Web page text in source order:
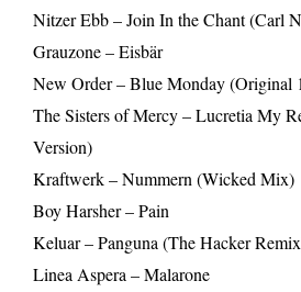
Nitzer Ebb – Join In the Chant (Carl
Grauzone – Eisbär
New Order – Blue Monday (Original
The Sisters of Mercy – Lucretia My
Version)
Kraftwerk – Nummern (Wicked Mix)
Boy Harsher – Pain
Keluar – Panguna (The Hacker
Linea Aspera – Malarone